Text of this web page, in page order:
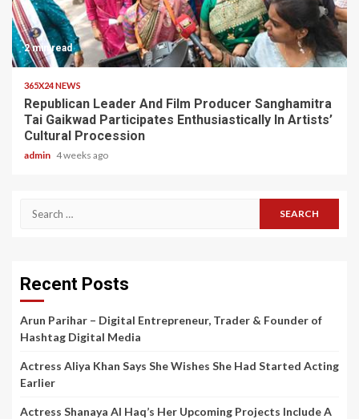
2 min read
365X24 NEWS
Republican Leader And Film Producer Sanghamitra
Tai Gaikwad Participates Enthusiastically In Artists’
Cultural Procession
admin 4 weeks ago
Search
Recent Posts
Arun Parihar – Digital Entrepreneur, Trader & Founder of
Hashtag Digital Media
Actress Aliya Khan Says She Wishes She Had Started Acting
Earlier
Actress Shanaya Al Haq’s Her Upcoming Projects Include A